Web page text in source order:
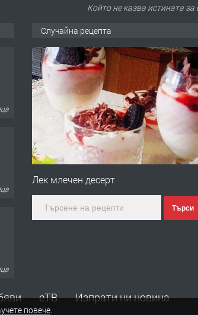
Който не казва истината
Случайна рецепта
Лек млечен десерт
Търси
еТВ Изпрати ни новина
повече.